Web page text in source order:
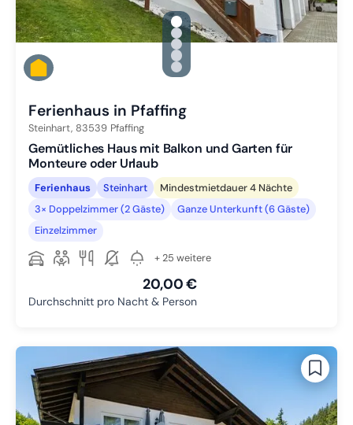
gallery.slide_selector
Zu Slide 1 wechseln
Zu Slide 2 wechseln
Zu Slide 3 wechseln
Zu Slide 4 wechseln
Zu Slide 5 wechseln
Ferienhaus in Pfaffing
Steinhart, 83539 Pfaffing
Gemütliches Haus mit Balkon und Garten für
Monteure oder Urlaub
Ferienhaus Steinhart
Mindestmietdauer 4 Nächte
3× Doppelzimmer (2 Gäste)
Ganze Unterkunft (6 Gäste)
Einzelzimmer
+ 25 weitere
20,00 €
Durchschnitt pro Nacht & Person